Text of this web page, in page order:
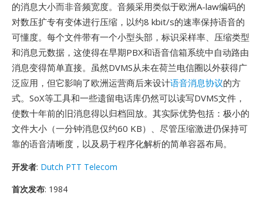
的消息大小而非音频宽度。音频采用类似于欧洲A-law编码的
对数压扩专有变体进行压缩，以约8 kbit/s的速率保持语音的
可懂度。每个文件带有一个小型头部，标识采样率、压缩类型
和消息元数据，这使得在早期PBX和语音信箱系统中自动路由
消息变得简单直接。虽然DVMS从未在荷兰电信圈以外获得广
泛应用，但它影响了欧洲运营商后来设计语音消息协议的方
式。SoX等工具和一些遗留电话库仍然可以读写DVMS文件，
使数十年前的旧消息得以归档回放。其实际优势包括：极小的
文件大小（一分钟消息仅约60 KB）、尽管压缩激进仍保持可
靠的语音清晰度，以及易于程序化解析的简单容器布局。
开发者: Dutch PTT Telecom
首次发布: 1984